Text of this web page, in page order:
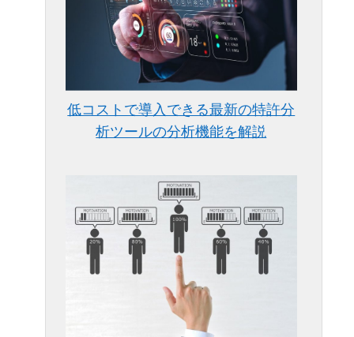
低コストで導入できる最新の特許分
析ツールの分析機能を解説